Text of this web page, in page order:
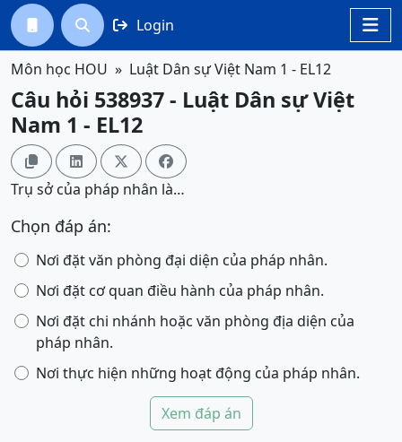

  Login
Môn học HOU Luật Dân sự Việt Nam 1 - EL12
Câu hỏi 538937 - Luật Dân sự Việt
Nam 1 - EL12
   
Trụ sở của pháp nhân là…
Chọn đáp án:
Nơi đặt văn phòng đại diện của pháp nhân.
Nơi đặt cơ quan điều hành của pháp nhân.
Nơi đặt chi nhánh hoặc văn phòng địa diện của
pháp nhân.
Nơi thực hiện những hoạt động của pháp nhân.
Xem đáp án